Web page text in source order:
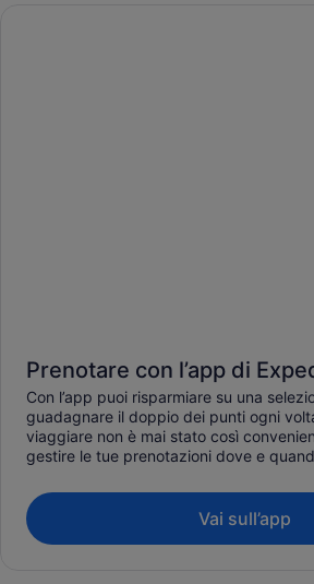
Prenotare con l’app di
Con l’app puoi risparmiare su una
guadagnare il doppio dei punti ogni
viaggiare non è mai stato così
gestire le tue prenotazioni dove e
Vai sull’app